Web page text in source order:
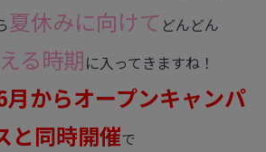
夏休みに向けて どんどん
る時期に入ってきますね！
月からオープンキャンパ
と同時開催で